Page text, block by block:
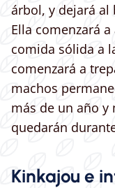
árbol, y dejará al
Ella comenzará
comida sólida a
comenzará a
machos
más de un año y
quedarán
Kinkajou e